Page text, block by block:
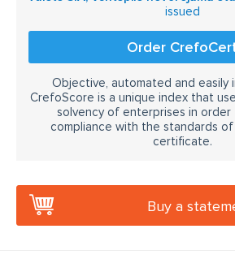
issued
Order
Objective, automated and easily
CrefoScore is a unique index that
solvency of enterprises in
compliance with the standards
certificate.
Buy a